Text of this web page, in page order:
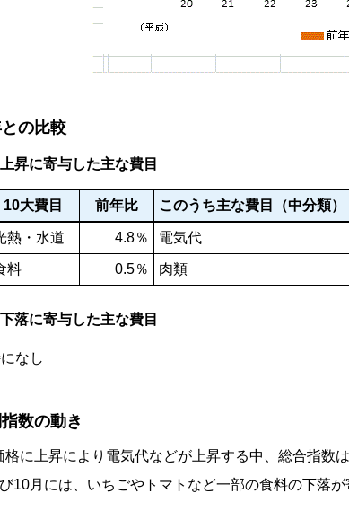
の比較
上昇に寄与した主な費目
10大費目 前年比 このうち主な費目（中分類）
熱・水道 4.8％ 電気代
料 0.5％ 肉類
下落に寄与した主な費目
なし
数の動き
に上昇により電気代などが上昇する中、総合指数
10月には、いちごやトマトなど一部の食料の下落